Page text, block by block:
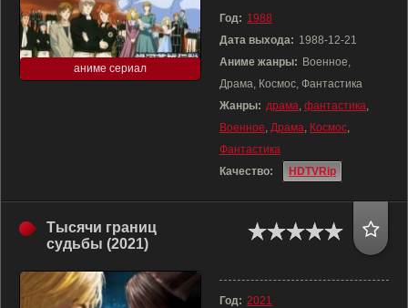
аниме сериал
Год: 1988
Дата выхода: 1988-12-21
Аниме жанры: Военное,
Драма, Космос, Фантастика
Жанры: драма, фантастика,
Военное, Драма, Космос,
Фантастика
Качество:
HDTVRip
Тысячи границ
судьбы (2021)
Год: 2021